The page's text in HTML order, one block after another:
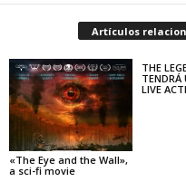
Artículos
«The Eye and the Wall»,
a sci-fi movie
THE
TENDRÁ
LIVE